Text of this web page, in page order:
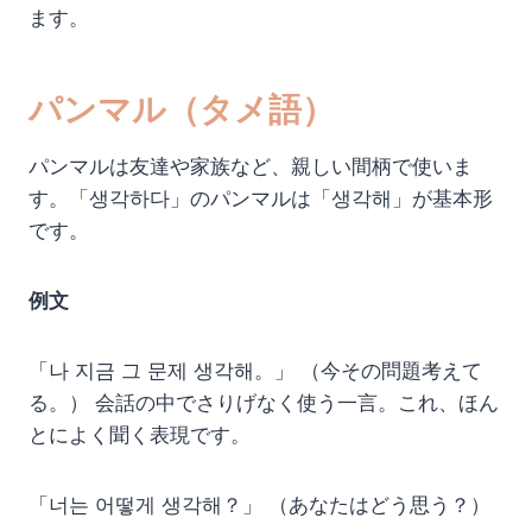
ます。
パンマル（タメ語）
パンマルは友達や家族など、親しい間柄で使いま
す。「생각하다」のパンマルは「생각해」が基本形
です。
例文
「나 지금 그 문제 생각해。」 （今その問題考えて
る。） 会話の中でさりげなく使う一言。これ、ほん
とによく聞く表現です。
「너는 어떻게 생각해？」 （あなたはどう思う？）